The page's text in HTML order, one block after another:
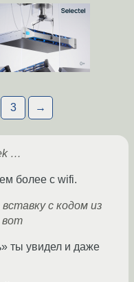
3 →
…
более с wifi.
с кодом из
вот
ты увидел и даже